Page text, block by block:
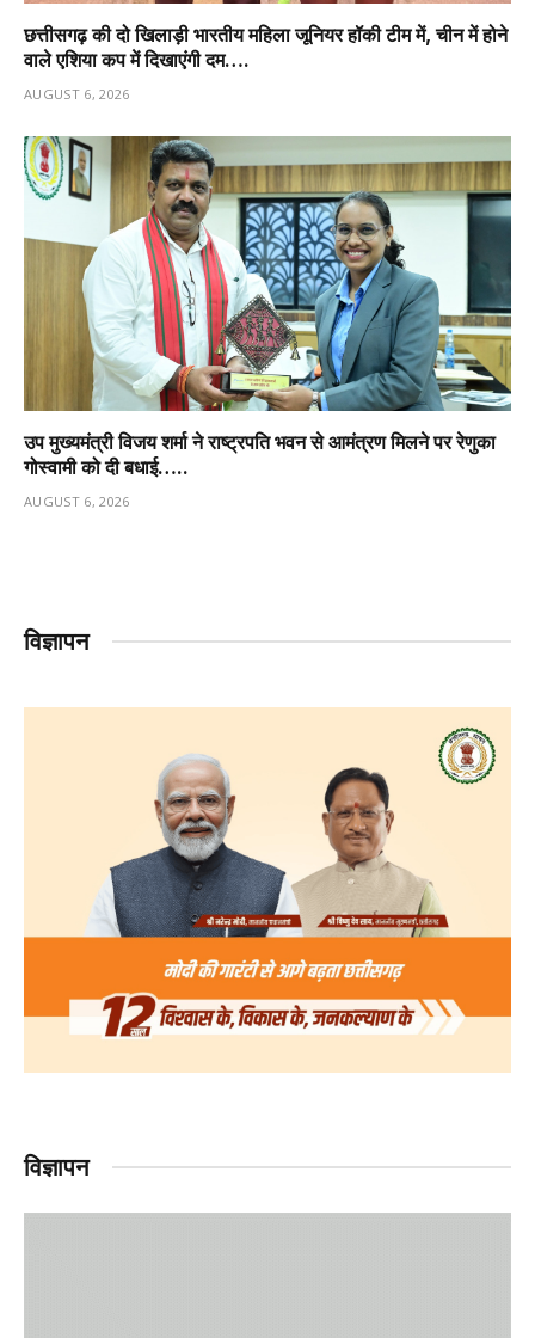
छत्तीसगढ़ की दो खिलाड़ी भारतीय महिला जूनियर हॉकी टीम में, चीन में होने
वाले एशिया कप में दिखाएंगी दम….
AUGUST 6, 2026
उप मुख्यमंत्री विजय शर्मा ने राष्ट्रपति भवन से आमंत्रण मिलने पर रेणुका
गोस्वामी को दी बधाई…..
AUGUST 6, 2026
विज्ञापन
विज्ञापन